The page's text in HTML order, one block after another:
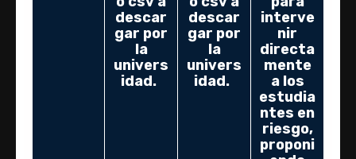
descar
gar por
la
univers
idad.
descar
gar por
la
univers
idad.
interve
nir
directa
mente
a los
estudia
ntes en
riesgo,
proponi